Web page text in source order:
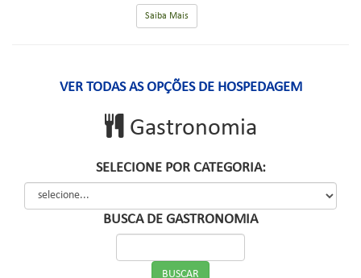
Saiba Mais
VER TODAS AS OPÇÕES DE HOSPEDAGEM
Gastronomia
SELECIONE POR CATEGORIA:
BUSCA DE GASTRONOMIA